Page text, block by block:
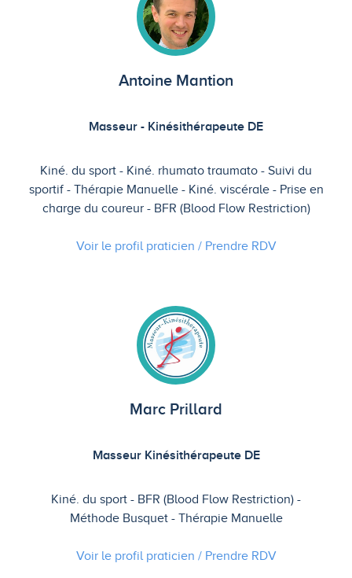
Antoine Mantion
Masseur - Kinésithérapeute DE
Kiné. du sport Kiné. rhumato traumato
Suivi du
sportif
Thérapie Manuelle Kiné. viscérale
Prise en
charge du coureur
BFR (Blood Flow Restriction)
Voir le profil praticien / Prendre RDV
Marc Prillard
Masseur Kinésithérapeute DE
Kiné. du sport
BFR (Blood Flow Restriction)
Méthode Busquet
Thérapie Manuelle
Voir le profil praticien / Prendre RDV